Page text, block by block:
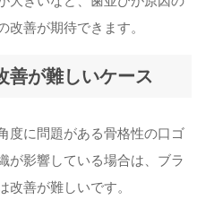
改善が期待できます。
善が難しいケース
度に問題がある骨格性の口ゴ
が影響している場合は、ブラ
改善が難しいです。